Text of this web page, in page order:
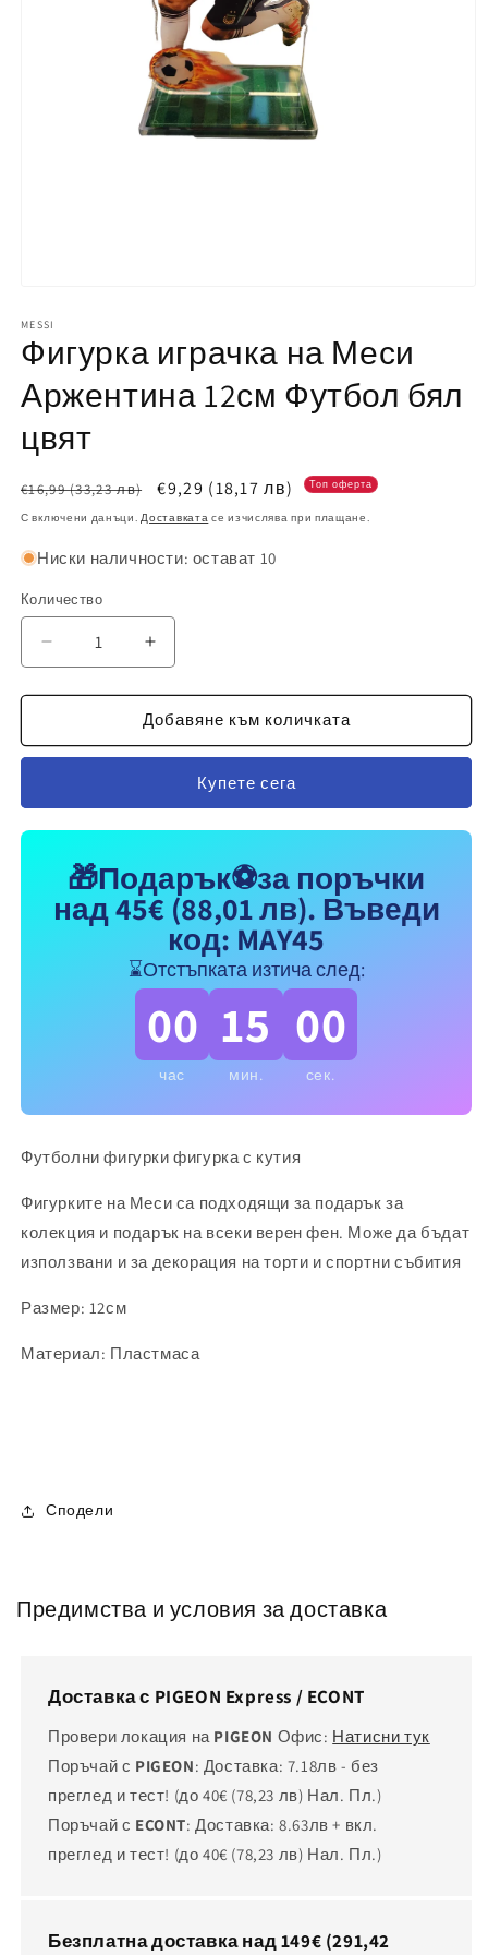
мултимедия
1
в
елемент
MESSI
Фигурка играчка на Меси
Аржентина 12см Футбол бял
цвят
Обичайна
цена
€16,99(33,23 лв)
Цена
при
€9,29 (18,17 лв) Топ оферта
С включени данъци.Доставката се изчислява при плащане.
Ниски наличности: остават 10
Количество
Намаляване
на
количеството
Фигурка
Меси
Аржентина
Футбол
бял
цвят
Увеличаване
на
количеството
за
Фигурка
Меси
Аржентина
Футбол
бял
цвят
Добавяне към количката
Купете сега
🎁Подарък⚽за поръчки
над 45€ (88,01 лв). Въведи
код: MAY45
⌛Отстъпката изтича след:
00
час
15
мин.
00
сек.
Футболни фигурки фигурка с кутия
Фигурките на Меси са подходящи за подарък за
колекция и подарък на всеки верен фен. Може да бъдат
използвани и за декорация на торти и спортни събития
Размер: 12см
Материал: Пластмаса
Сподели
Предимства и условия за доставка
Доставка с PIGEON Express / ECONT
Провери локация на PIGEON Офис: Натисни тук
Поръчай с PIGEON: Доставка: 7.18лв - без
преглед и тест! (до 40€ (78,23 лв) Нал. Пл.)
Поръчай с ECONT: Доставка: 8.63лв + вкл.
преглед и тест! (до 40€ (78,23 лв) Нал. Пл.)
Безплатна доставка над 149€ (291,42